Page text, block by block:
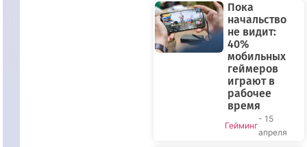
Пока
начальство
не видит:
40%
мобильных
геймеров
играют в
рабочее
время
Гейминг
- 15
апреля